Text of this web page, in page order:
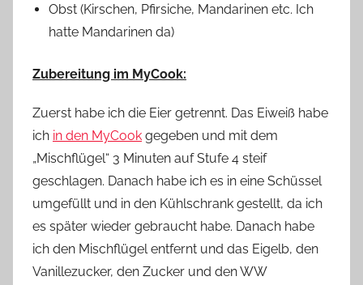
Obst (Kirschen, Pfirsiche, Mandarinen etc. Ich
hatte Mandarinen da)
Zubereitung im MyCook:
Zuerst habe ich die Eier getrennt. Das Eiweiß habe
ich in den MyCook gegeben und mit dem
„Mischflügel“ 3 Minuten auf Stufe 4 steif
geschlagen. Danach habe ich es in eine Schüssel
umgefüllt und in den Kühlschrank gestellt, da ich
es später wieder gebraucht habe. Danach habe
ich den Mischflügel entfernt und das Eigelb, den
Vanillezucker, den Zucker und den WW